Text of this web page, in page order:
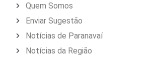
Quem Somos
Enviar Sugestão
Notícias de Paranavaí
Notícias da Região